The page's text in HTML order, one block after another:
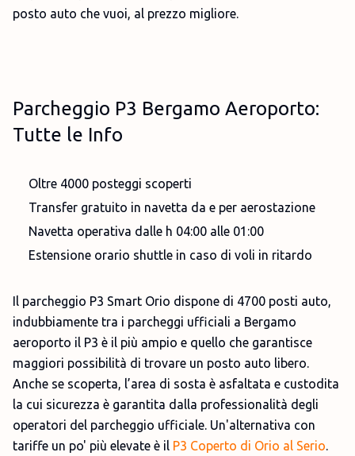
posto auto che vuoi, al prezzo migliore.
Parcheggio P3 Bergamo Aeroporto:
Tutte le Info
Oltre 4000 posteggi scoperti
Transfer gratuito in navetta da e per aerostazione
Navetta operativa dalle h 04:00 alle 01:00
Estensione orario shuttle in caso di voli in ritardo
Il parcheggio P3 Smart Orio dispone di 4700 posti auto,
indubbiamente tra i parcheggi ufficiali a Bergamo
aeroporto il P3 è il più ampio e quello che garantisce
maggiori possibilità di trovare un posto auto libero.
Anche se scoperta, l’area di sosta è asfaltata e custodita
la cui sicurezza è garantita dalla professionalità degli
operatori del parcheggio ufficiale. Un'alternativa con
tariffe un po' più elevate è il P3 Coperto di Orio al Serio.